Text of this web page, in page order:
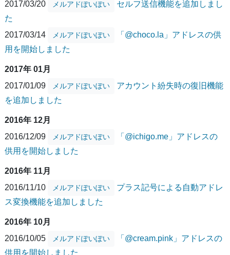
2017/03/20 メルアドぽいぽい
セルフ送信機能を追加しまし
た
2017/03/14
メルアドぽいぽい
「@choco.la」アドレスの供
用を開始しました
2017年 01月
2017/01/09
メルアドぽいぽい
アカウント紛失時の復旧機能
を追加しました
2016年 12月
2016/12/09
メルアドぽいぽい
「@ichigo.me」アドレスの
供用を開始しました
2016年 11月
2016/11/10
メルアドぽいぽい
プラス記号による自動アドレ
ス変換機能を追加しました
2016年 10月
2016/10/05
メルアドぽいぽい
「@cream.pink」アドレスの
供用を開始しました